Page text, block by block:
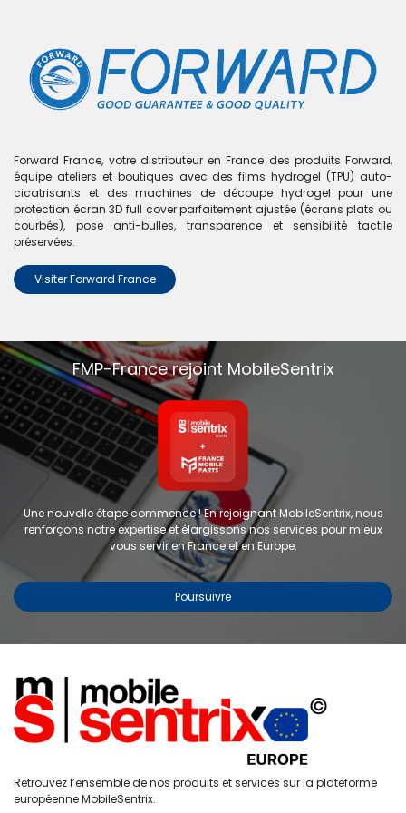
Étiquettes
Accueil Recherche
0
Compte
Boutique 0 articles trouvés.
Nous n'avons trouvé aucun
produit !
Aucun produit défini dans la catégorie Oppo A16.
Forward France, votre distributeur en France des produits Forward,
équipe ateliers et boutiques avec des films hydrogel (TPU) auto-
cicatrisants et des machines de découpe hydrogel pour une
protection écran 3D full cover parfaitement ajustée (écrans plats ou
courbés), pose anti-bulles, transparence et sensibilité tactile
préservées.
Visiter Forward France
FMP-France rejoint MobileSentrix
Une nouvelle étape commence ! En rejoignant MobileSentrix, nous
renforçons notre expertise et élargissons nos services pour mieux
vous servir en France et en Europe.
Poursuivre
Retrouvez l’ensemble de nos produits et services sur la plateforme
européenne MobileSentrix.
Copyright © 2024 FMP-France. Tous droits réservés